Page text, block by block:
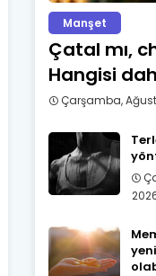
Manşet
Çatal mı,
Hangisi
Çarşamba,